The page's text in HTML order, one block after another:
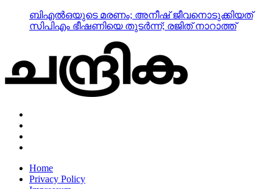
ബിഎല്‍ഒയുടെ മരണം; അനീഷ് ജീവനൊടുക്കിയത്
സിപിഎം ഭീഷണിയെ തുടര്‍ന്ന്; രജിത് നാറാത്ത്
Home
Privacy Policy